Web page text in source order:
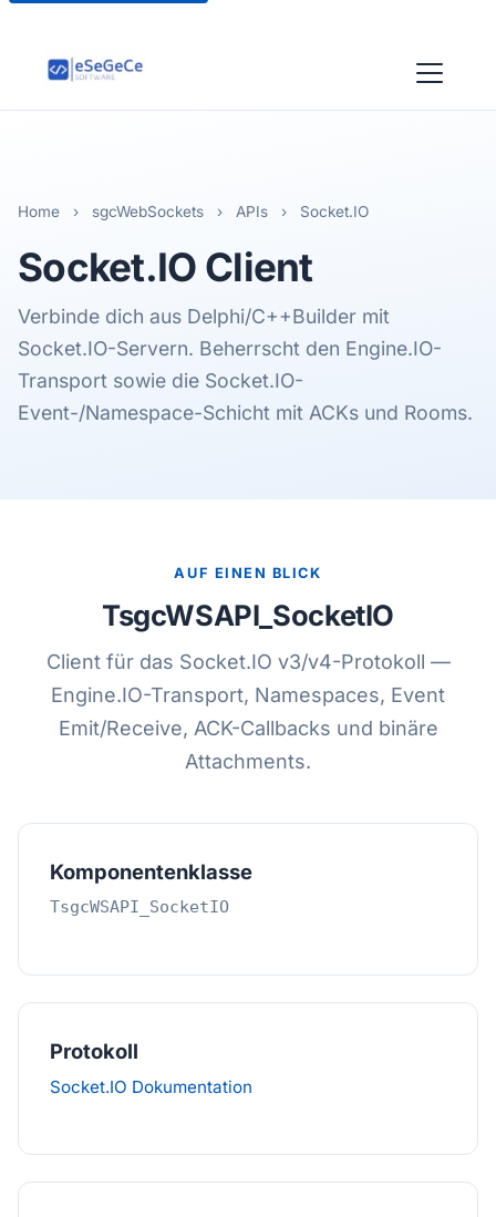
Home › sgcWebSockets › APIs › Socket.IO
Socket.IO Client
Verbinde dich aus Delphi/C++Builder mit
Socket.IO-Servern. Beherrscht den Engine.IO-
Transport sowie die Socket.IO-
Event-/Namespace-Schicht mit ACKs und Rooms.
AUF EINEN BLICK
TsgcWSAPI_SocketIO
Client für das Socket.IO v3/v4-Protokoll —
Engine.IO-Transport, Namespaces, Event
Emit/Receive, ACK-Callbacks und binäre
Attachments.
Komponentenklasse
TsgcWSAPI_SocketIO
Protokoll
Socket.IO Dokumentation